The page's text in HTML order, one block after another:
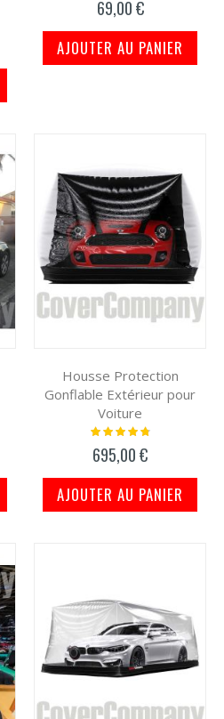
69,00 €
AJOUTER AU PANIER
Housse Protection
Gonflable Extérieur pour
Voiture
Notation:
695,00 €
AJOUTER AU PANIER